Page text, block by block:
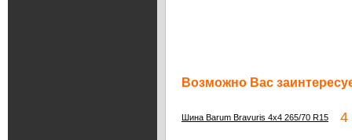
Возможно Вас
Шина Barum Bravuris 4x4 265/70 R15 4